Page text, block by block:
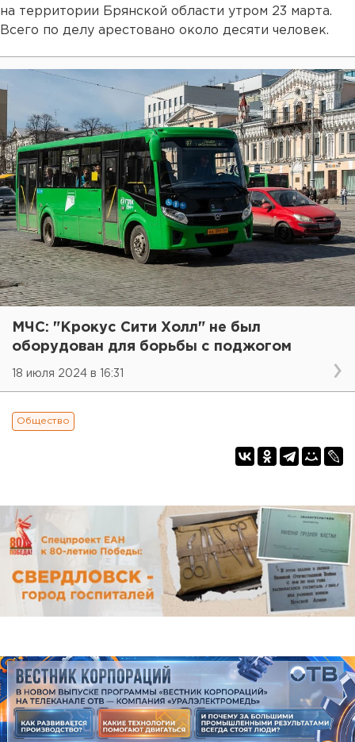
на территории Брянской области утром 23 марта.
Всего по делу арестовано около десяти человек.
МЧС: "Крокус Сити Холл" не был
оборудован для борьбы с поджогом
18 июля 2024 в 16:31
Общество